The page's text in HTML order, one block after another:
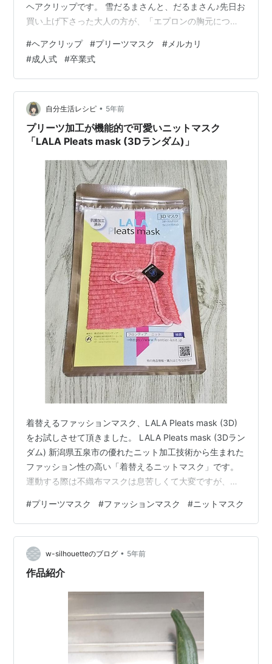
ヘアクリップです。 雪だるまさんと、だるまさん♪先日お
買い上げ下さった大人の方が、「エプロンの胸元につけ
てって頼まれたんです＊」と、またまたご来店ください
ました。 ありがとうブローチのように使うのもいいね◎
b'∀｀ プレゼントにもどうぞ Ｗ＊silhouetteより ＋プリ
ーツマスク＋年末にオーダーいただいていたWガーゼの
プリーツマスクです。 「感染拡大してきたから今日から
新調して…
#ヘアクリップ #プリーツマスク # メルカリ
#成人式 #卒業式
自分生活レシピ • 5年前
プリーツ加工が機能的で可愛いニットマスク
「LALA Pleats mask (3Dランダム)」
着替えるファッションマスク、LALA Pleats mask (3D)
をお試しさせて頂きました。 LALA Pleats mask (3Dラン
ダム) 新潟県五泉市の優れたニット加工技術から生まれた
ファッション性の高い「着替えるニットマスク」です。
運動する際は不織布マスクは息苦しくて大変ですが、ニ
ングやウォーキングの際に着用するのにいいと思いま
す。また、薄くてしっかり広がるのプリーツマスクは不
織布マスクをしっかり覆えるので、ファッションマスク
として不織布マスクの上に重ねて着用するのにも向いて
いると思います。 私は徒歩移動が多いのですが、不織布
#プリーツマスク #ファッションマスク #ニットマスク
w-silhouetteのブログ • 5年前
作品紹介